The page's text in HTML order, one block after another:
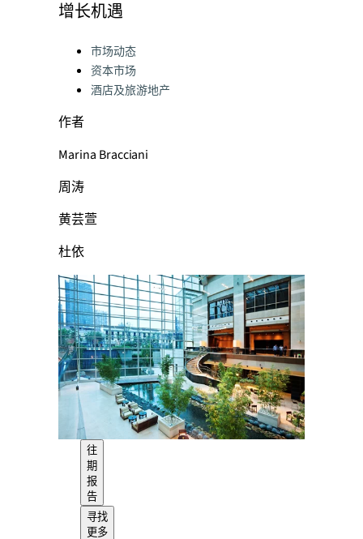
增长机遇
Categories:
市场动态
资本市场
酒店及旅游地产
作者
Marina Bracciani
周涛
黄芸萱
杜依
往
期
报
告
寻找
更多